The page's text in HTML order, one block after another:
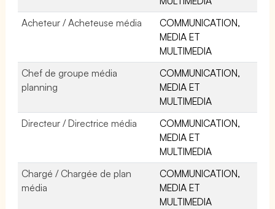
Acheteur / Acheteuse média
COMMUNICATION,
MEDIA ET
MULTIMEDIA
Chef de groupe média
planning
COMMUNICATION,
MEDIA ET
MULTIMEDIA
Directeur / Directrice média
COMMUNICATION,
MEDIA ET
MULTIMEDIA
Chargé / Chargée de plan
média
COMMUNICATION,
MEDIA ET
MULTIMEDIA